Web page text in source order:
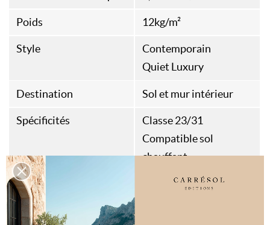
Poids 12kg/m²
Style
Contemporain
Quiet Luxury
Destination Sol et mur intérieur
Spécificités
Classe 23/31
Compatible sol
chauffant